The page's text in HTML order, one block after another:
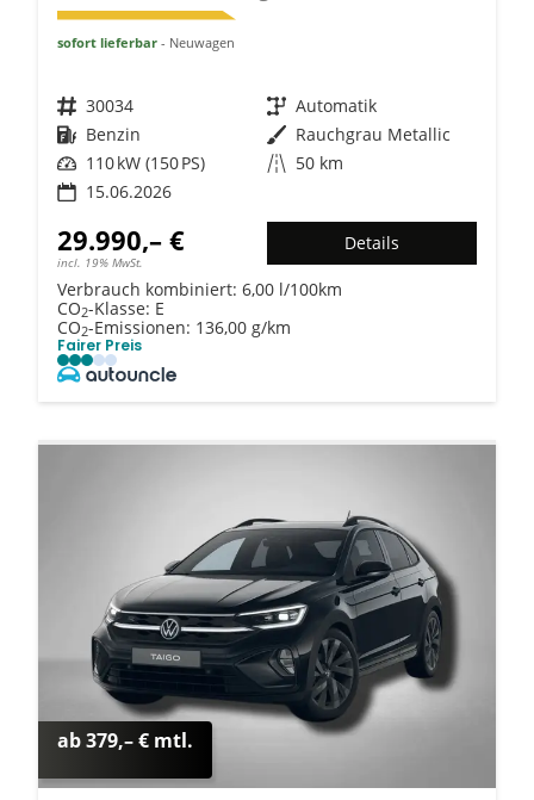
sofort lieferbar Neuwagen
Fahrzeugnr. 30034 Getriebe Automatik
Kraftstoff Benzin Außenfarbe Rauchgrau Metallic
Leistung 110 kW (150 PS) Kilometerstand 50 km
15.06.2026
29.990,– €
incl. 19% MwSt.
Details
Verbrauch kombiniert: 6,00 l/100km
CO2-Klasse: E
CO2-Emissionen: 136,00 g/km
Fairer Preis
ab 379,– € mtl.